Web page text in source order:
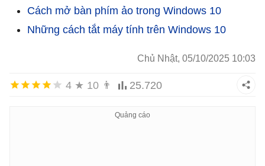
Cách mở bàn phím ảo trong Windows 10
Những cách tắt máy tính trên Windows 10
Chủ Nhật, 05/10/2025 10:03
4 ★ 10 👨 25.720